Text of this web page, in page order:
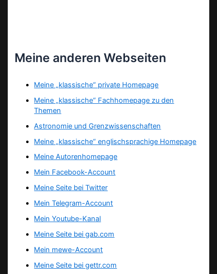
Meine anderen Webseiten
Meine „klassische“ private Homepage
Meine „klassische“ Fachhomepage zu den
Themen
Astronomie und Grenzwissenschaften
Meine „klassische“ englischsprachige Homepage
Meine Autorenhomepage
Mein Facebook-Account
Meine Seite bei Twitter
Mein Telegram-Account
Mein Youtube-Kanal
Meine Seite bei gab.com
Mein mewe-Account
Meine Seite bei gettr.com